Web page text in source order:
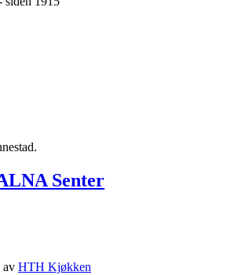
Senter
av HTH Kjøkken